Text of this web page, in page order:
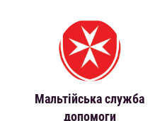
Мальтійська служба
допомоги